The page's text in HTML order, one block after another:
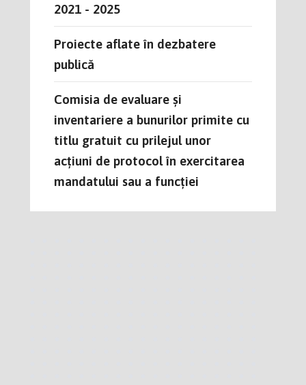
2021 - 2025
Proiecte aflate în dezbatere
publică
Comisia de evaluare și
inventariere a bunurilor primite cu
titlu gratuit cu prilejul unor
acțiuni de protocol în exercitarea
mandatului sau a funcției